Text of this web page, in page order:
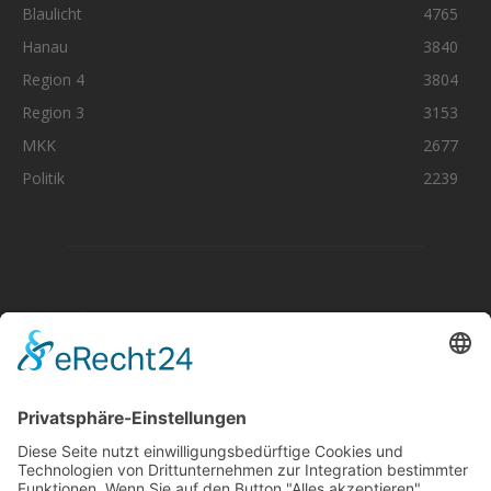
Blaulicht
4765
Hanau
3840
Region 4
3804
Region 3
3153
MKK
2677
Politik
2239